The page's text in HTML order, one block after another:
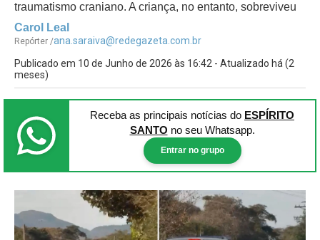
traumatismo craniano. A criança, no entanto, sobreviveu
Carol Leal
Repórter /ana.saraiva@redegazeta.com.br
Publicado em 10 de Junho de 2026 às 16:42 - Atualizado há (2
meses)
Receba as principais notícias do ESPÍRITO
SANTO no seu Whatsapp.
Entrar no grupo